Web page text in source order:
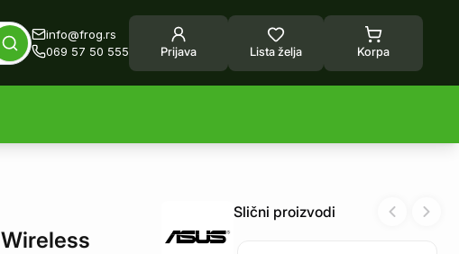
info@frog.rs
069 57 50 555
Prijava Lista želja Korpa
Wireless
Slični proizvodi Previous
Next